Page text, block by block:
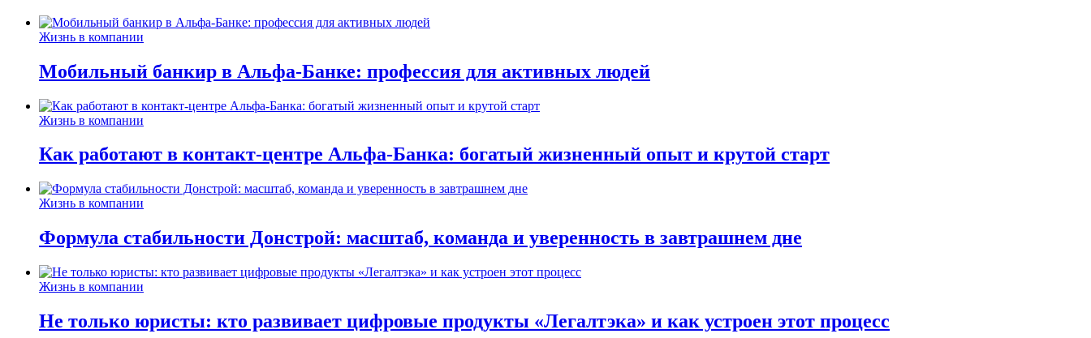
Жизнь в компании
Мобильный банкир в Альфа-Банке: профессия для активных людей
Жизнь в компании
Как работают в контакт-центре Альфа-Банка: богатый жизненный опыт и крутой старт
Жизнь в компании
Формула стабильности Донстрой: масштаб, команда и уверенность в завтрашнем дне
Жизнь в компании
Не только юристы: кто развивает цифровые продукты «Легалтэка» и как устроен этот процесс